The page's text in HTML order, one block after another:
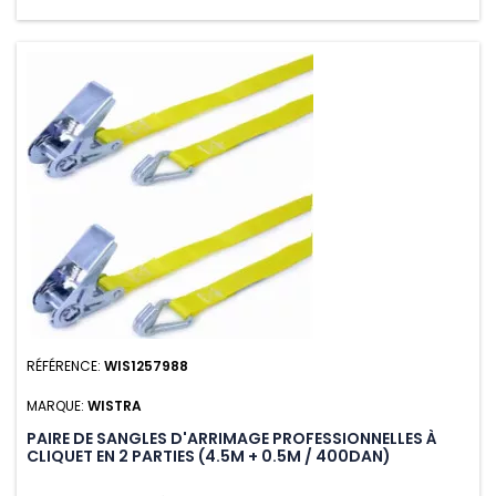
RÉFÉRENCE: WIS1257988
MARQUE: WISTRA
PAIRE DE SANGLES D'ARRIMAGE PROFESSIONNELLES À
CLIQUET EN 2 PARTIES (4.5M + 0.5M / 400DAN)